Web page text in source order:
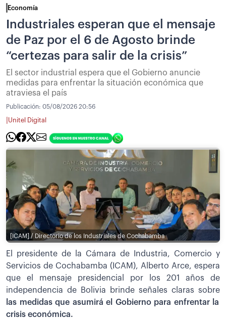
Economía
Industriales esperan que el mensaje
de Paz por el 6 de Agosto brinde
“certezas para salir de la crisis”
El sector industrial espera que el Gobierno anuncie
medidas para enfrentar la situación económica que
atraviesa el país
Publicación: 05/08/2026 20:56
Unitel Digital
[ICAM] / Directorio de los Industriales de Cochabamba
El presidente de la Cámara de Industria, Comercio y
Servicios de Cochabamba (ICAM), Alberto Arce, espera
que el mensaje presidencial por los 201 años de
independencia de Bolivia brinde señales claras sobre
las medidas que asumirá el Gobierno para enfrentar la
crisis económica.